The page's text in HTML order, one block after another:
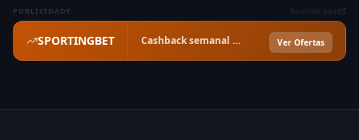
PUBLICIDADE Anunciar aqui
SPORTINGBET Cashback semanal garantido · Confira as ofertas Ver Ofertas